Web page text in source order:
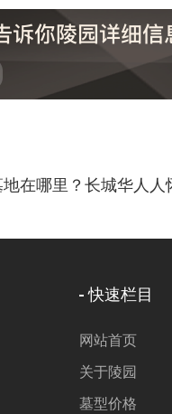
快速栏目
网站首页
关于陵园
墓型价格